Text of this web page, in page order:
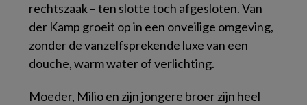
rechtszaak – ten slotte toch afgesloten. Van
der Kamp groeit op in een onveilige omgeving,
zonder de vanzelfsprekende luxe van een
douche, warm water of verlichting.
Moeder, Milio en zijn jongere broer zijn heel